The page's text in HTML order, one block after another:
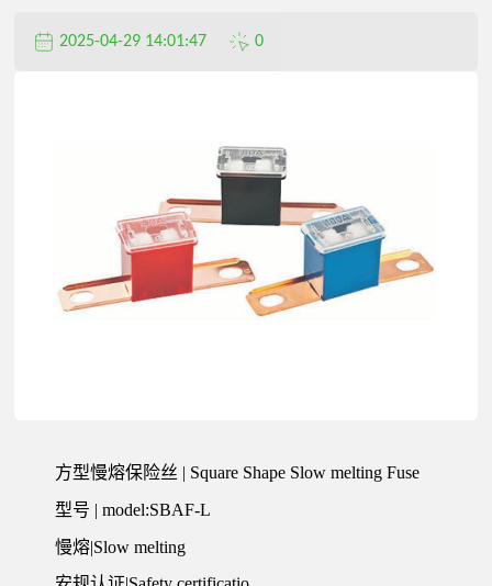
限2025-04-29 14:01:47 0
方型慢熔保险丝 | Square Shape Slow melting Fuse
型号 | model:SBAF-L
慢熔|Slow melting